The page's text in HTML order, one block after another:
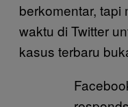
berkomentar, tapi
waktu di Twitter
kasus terbaru